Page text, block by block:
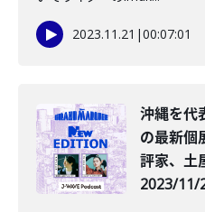
2023.11.21 |00:07:01
沖縄を代
の最新個
評家、土
2023/11/